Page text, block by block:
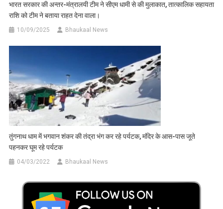
भारत सरकार की अन्तर-मंत्रालयी टीम ने सीएम धामी से की मुलाकात, तात्कालिक सहायता
राशि को टीम ने बताया राहत देना वाला।
10/09/2025 Bhaukaal News
तुंगनाथ धाम में भगवान शंकर की तंद्रा भंग कर रहे पर्यटक, मंदिर के आस-पास जूते
पहनकर घूम रहे पर्यटक
04/03/2022 Bhaukaal News